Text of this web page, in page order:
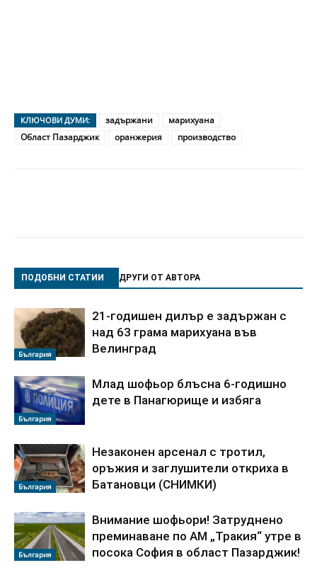
КЛЮЧОВИ ДУМИ: задържани
марихуана
Област Пазарджик
оранжерия производство
ПОДОБНИ СТАТИИ ДРУГИ ОТ АВТОРА
България
21-годишен дилър е задържан с
над 63 грама марихуана във
Велинград
България
Млад шофьор блъсна 6-годишно
дете в Панагюрище и избяга
България
Незаконен арсенал с тротил,
оръжия и заглушители откриха в
Батановци (СНИМКИ)
България
Внимание шофьори! Затруднено
преминаване по АМ „Тракия“ утре в
посока София в област Пазарджик!